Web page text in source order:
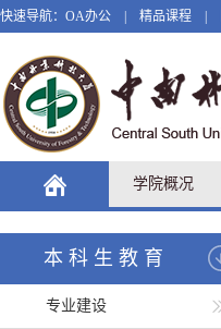
快速导航： OA办公 精品课程
学院概况
本科生教育
专业建设